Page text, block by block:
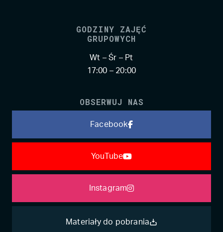
GODZINY ZAJĘĆ
GRUPOWYCH
Wt – Śr – Pt
17:00 – 20:00
OBSERWUJ NAS
Facebook
YouTube
Instagram
Materiały do pobrania